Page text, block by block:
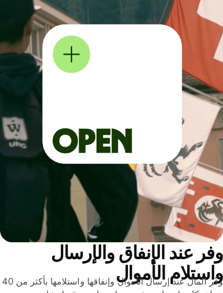
عند الإنفاق والإرسال
الأموال
وفّر المال عند إرسال الأموال وإنفاقها واستلامها بأكثر من 40